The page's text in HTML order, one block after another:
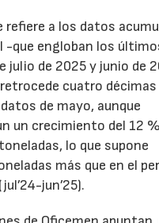
refiere a los datos
-que engloban los
julio de 2025 y junio de
cuatro décimas
de mayo, aunque
un crecimiento del 12
lo que supone
más que en el
jun’25).